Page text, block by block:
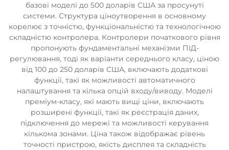
базові моделі до 500 доларів США за просунуті
системи. Структура ціноутворення в основному
корелює з точністю, функціональністю та технологічною
складністю контролера. Контролери початкового рівня
пропонують фундаментальні механізми ПІД-
регулювання, тоді як варіанти середнього класу, ціною
від 100 до 250 доларів США, включають додаткові
функції, такі як можливості автоматичного
налаштування та кілька опцій входу/виводу. Моделі
преміум-класу, які мають вищі ціни, включають
розширені функції, такі як реєстрація даних,
підключення до мережі та можливості керування
кількома зонами. Ціна також відображає рівень
точності пристрою, якість дисплея та складність